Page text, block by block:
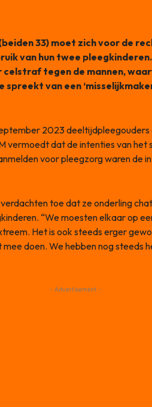
33) moet zich voor de
van hun twee
tegen de mannen,
van een
2023 deeltijdpleegouders
vermoedt dat de intenties van het
voor pleegzorg waren de
toe dat ze onderling
“We moesten elkaar op
Het is ook steeds erger
doen. We hebben nog steeds
- Advertisement -